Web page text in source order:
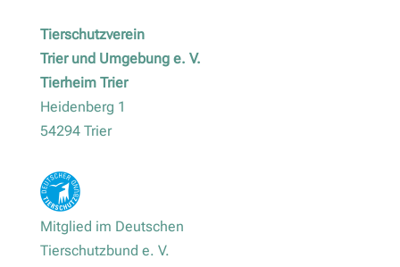
Tierschutzverein
Trier und Umgebung e. V.
Tierheim Trier
Heidenberg 1
54294 Trier
Mitglied im Deutschen
Tierschutzbund e. V.